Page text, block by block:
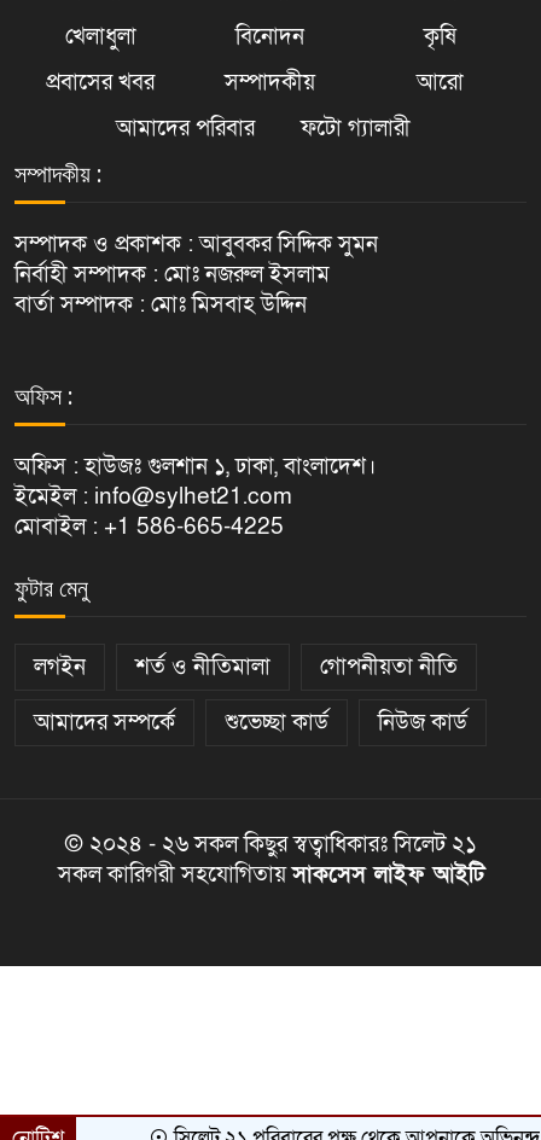
খেলাধুলা
বিনোদন
কৃষি
প্রবাসের খবর
সম্পাদকীয়
আরো
আমাদের পরিবার
ফটো গ্যালারী
সম্পাদকীয় :
সম্পাদক ও প্রকাশক : আবুবকর সিদ্দিক সুমন
নির্বাহী সম্পাদক : মোঃ নজরুল ইসলাম
বার্তা সম্পাদক : মোঃ মিসবাহ উদ্দিন
অফিস :
অফিস : হাউজঃ গুলশান ১, ঢাকা, বাংলাদেশ।
ইমেইল : info@sylhet21.com
মোবাইল : +1 586-665-4225
ফুটার মেনু
লগইন শর্ত ও নীতিমালা
গোপনীয়তা নীতি
আমাদের সম্পর্কে
শুভেচ্ছা কার্ড নিউজ কার্ড
© ২০২৪ - ২৬ সকল কিছুর স্বত্বাধিকারঃ সিলেট ২১
সকল কারিগরী সহযোগিতায়সাকসেস লাইফ আইটি